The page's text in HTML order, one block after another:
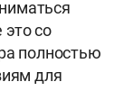
это со
полностью
для